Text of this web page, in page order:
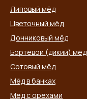
Липовый мёд
Цветочный мёд
Донниковый мёд
Бортевой (дикий) мёд
Сотовый мёд
Мёд в банках
Мёд с орехами